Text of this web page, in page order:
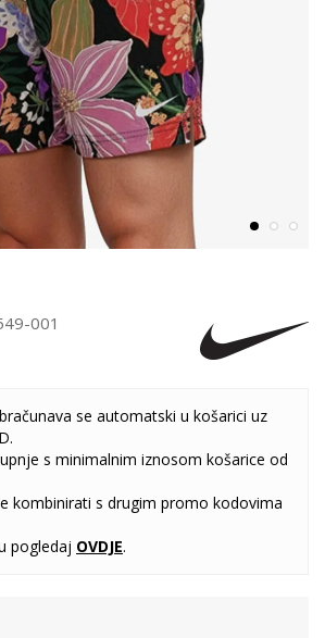
001
se automatski u košarici uz
s minimalnim iznosom košarice od
kombinirati s drugim promo kodovima
pogledaj OVDJE.